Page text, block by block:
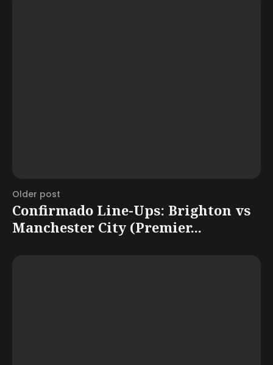
Older post
Confirmado Line-Ups: Brighton vs
Manchester City (Premier...